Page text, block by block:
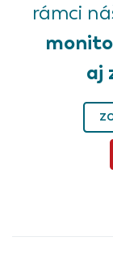
rámci
aj